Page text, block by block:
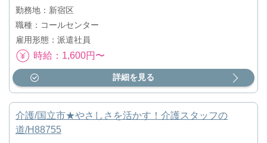
勤務地：新宿区
職種：コールセンター
雇用形態：派遣社員
時給：1,600円〜
詳細を見る
介護/国立市★やさしさを活かす！介護スタッフの
道/H88755